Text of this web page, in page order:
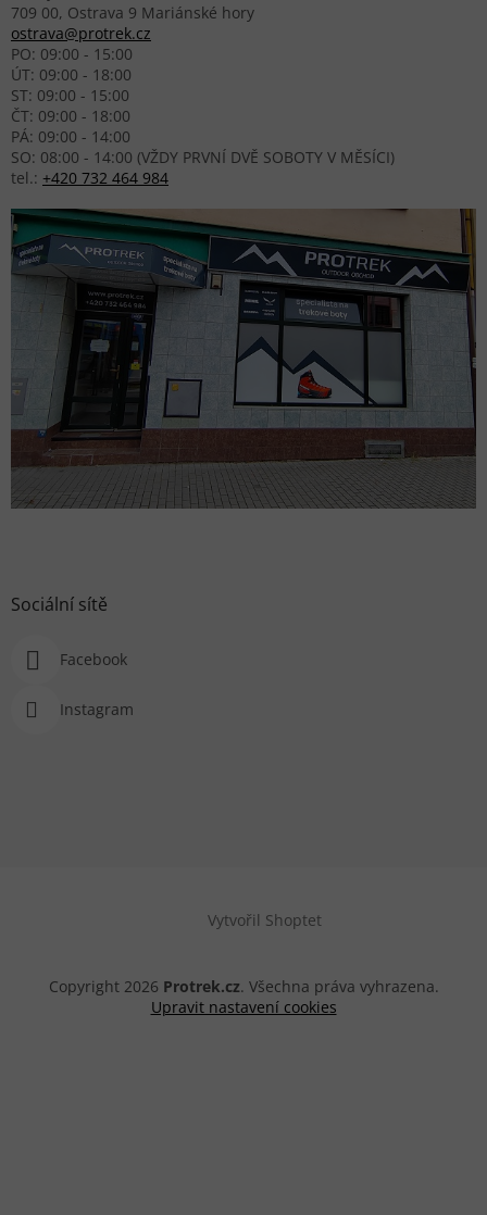
709 00, Ostrava 9 Mariánské hory
ostrava@protrek.cz
PO: 09:00 - 15:00
ÚT: 09:00 - 18:00
ST: 09:00 - 15:00
ČT: 09:00 - 18:00
PÁ: 09:00 - 14:00
SO: 08:00 - 14:00 (VŽDY PRVNÍ DVĚ SOBOTY V MĚSÍCI)
tel.: +420 732 464 984
Sociální sítě
Facebook
Instagram
Vytvořil Shoptet
Copyright 2026 Protrek.cz. Všechna práva vyhrazena.
Upravit nastavení cookies